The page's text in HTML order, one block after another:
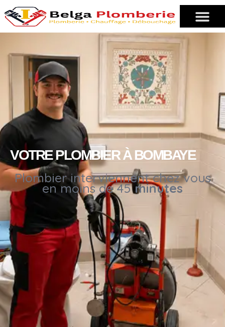
VOTRE PLOMBIER À BOMBAYE
Plombier interviennent chez vous
en moins de 45minutes